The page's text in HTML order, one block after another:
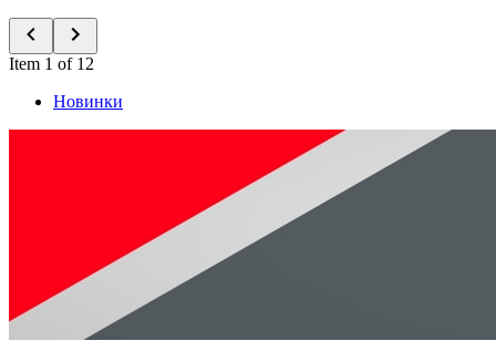
Item 1 of 12
Новинки